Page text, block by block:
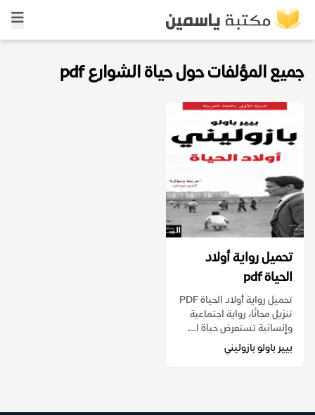
جميع المؤلفات حول حياة الشوارع pdf
تحميل رواية أولاد
الحياة pdf
تحميل رواية أولاد الحياة PDF
تنزيل مجانًا، رواية اجتماعية
وإنسانية تستعرض حياة ا...
بيير باولو بازوليني